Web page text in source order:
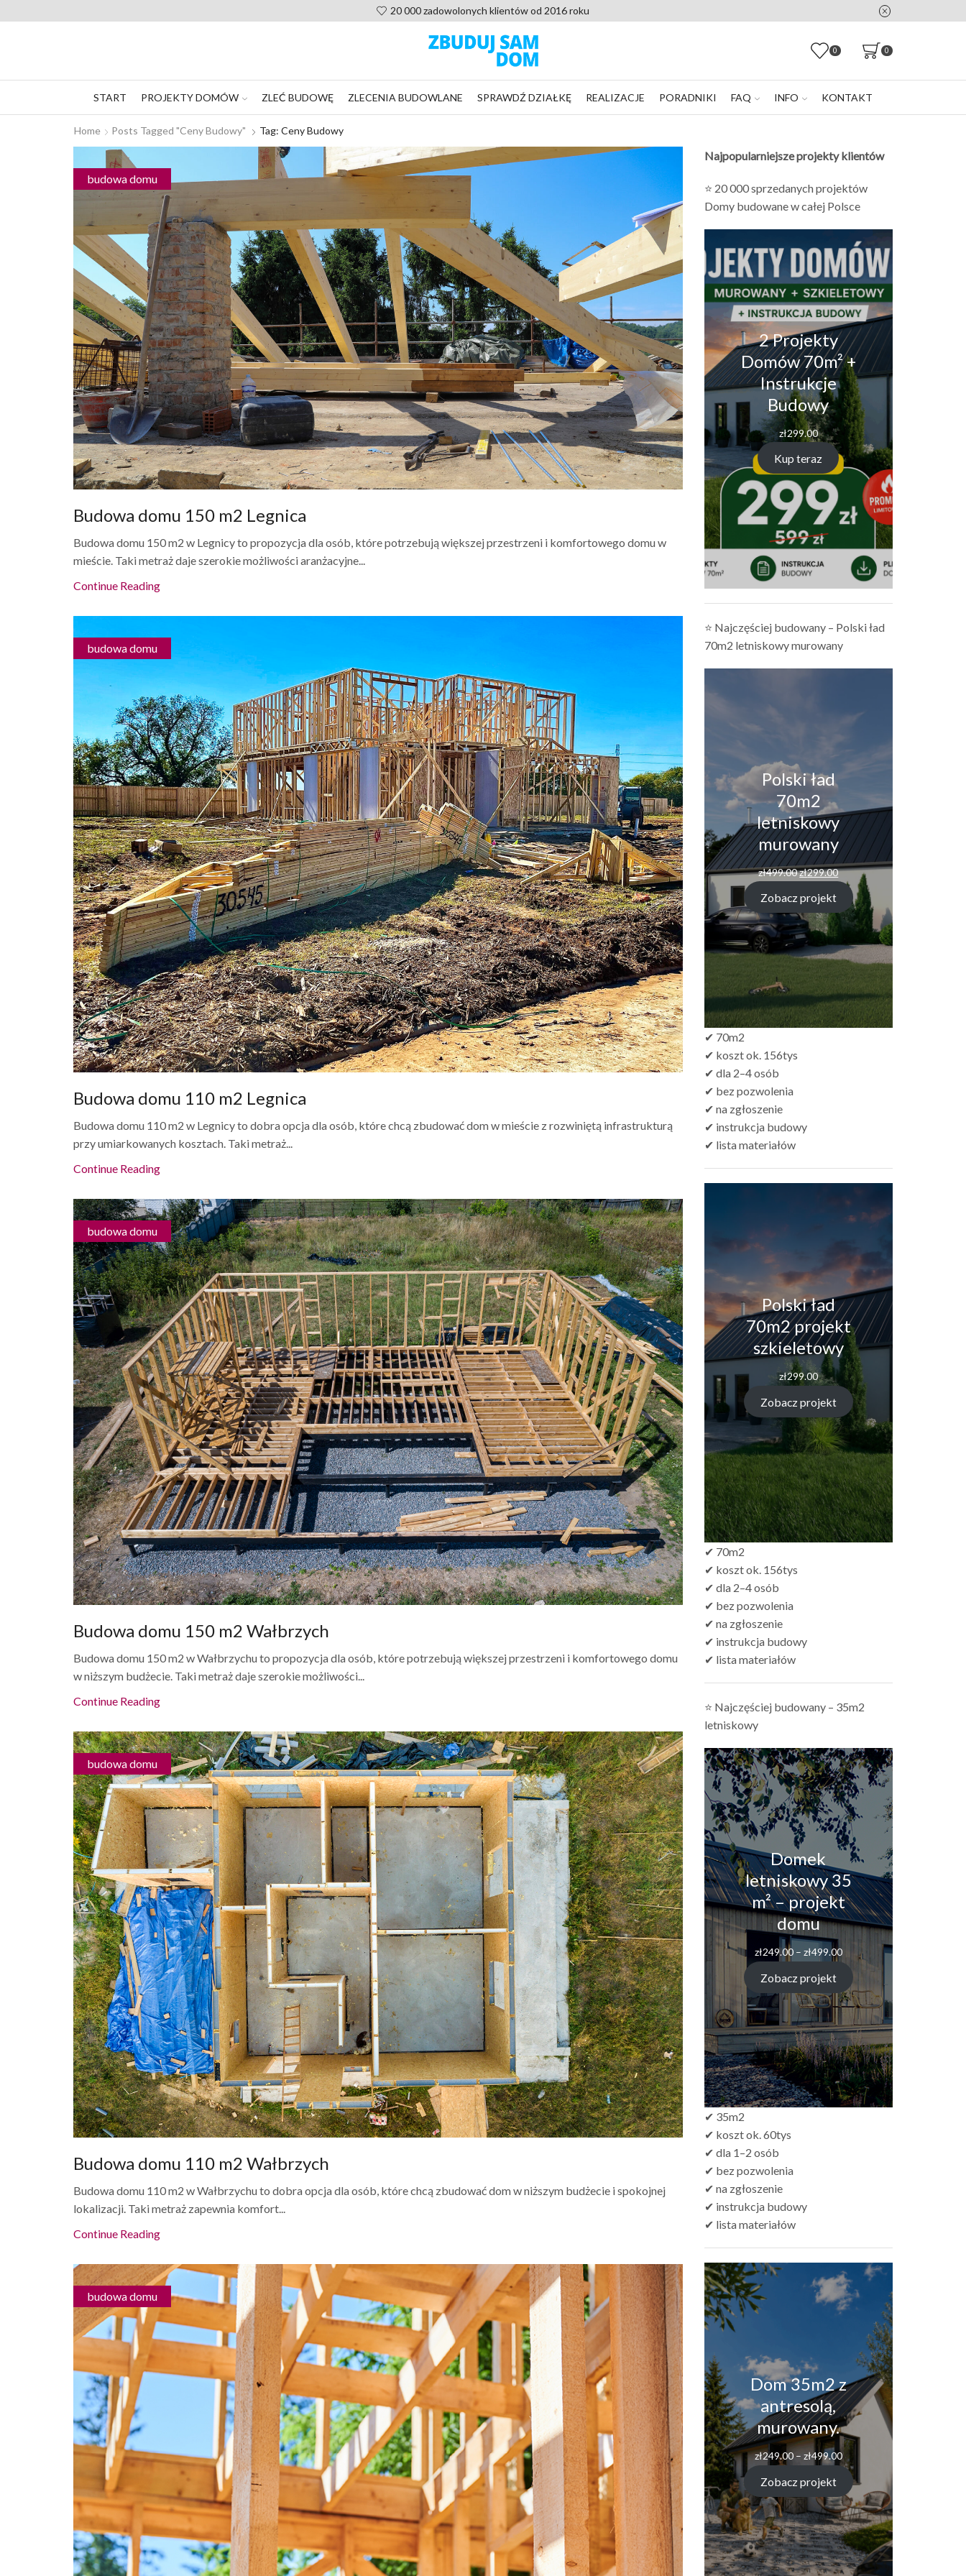
Pomoc po zakupie projektu, nie zostaniesz sam
0 0
START PROJEKTY DOMÓW ZLEĆ BUDOWĘ ZLECENIA BUDOWLANE SPRAWDŹ DZIAŁKĘ REALIZACJE PORADNIKI FAQ INFO KONTAKT
Home Posts Tagged "ceny Budowy" Tag: Ceny Budowy
budowa domu
Budowa domu 150 m2 Legnica
Budowa domu 150 m2 w Legnicy to propozycja dla osób, które potrzebują większej przestrzeni i komfortowego domu w
mieście. Taki metraż daje szerokie możliwości aranżacyjne...
Continue Reading
budowa domu
Budowa domu 110 m2 Legnica
Budowa domu 110 m2 w Legnicy to dobra opcja dla osób, które chcą zbudować dom w mieście z rozwiniętą infrastrukturą
przy umiarkowanych kosztach. Taki metraż...
Continue Reading
budowa domu
Budowa domu 150 m2 Wałbrzych
Budowa domu 150 m2 w Wałbrzychu to propozycja dla osób, które potrzebują większej przestrzeni i komfortowego domu
w niższym budżecie. Taki metraż daje szerokie możliwości...
Continue Reading
budowa domu
Budowa domu 110 m2 Wałbrzych
Budowa domu 110 m2 w Wałbrzychu to dobra opcja dla osób, które chcą zbudować dom w niższym budżecie i spokojnej
lokalizacji. Taki metraż zapewnia komfort...
Continue Reading
budowa domu
Najpopularniejsze projekty klientów
⭐ 20 000 sprzedanych projektów
Domy budowane w całej Polsce
2 Projekty
Domów 70m² +
Instrukcje
Budowy
zł299.00
Kup teraz
⭐ Najczęściej budowany – Polski ład
70m2 letniskowy murowany
Polski ład
70m2
letniskowy
murowany
zł499.00Pierwotna
cena
wynosiła:
zł499.00.
zł299.00Aktualna
cena
wynosi:
zł299.00.
Zobacz projekt
✔ 70m2
✔ koszt ok. 156tys
✔ dla 2–4 osób
✔ bez pozwolenia
✔ na zgłoszenie
✔ instrukcja budowy
✔ lista materiałów
Polski ład
70m2 projekt
szkieletowy
zł299.00
Zobacz projekt
✔ 70m2
✔ koszt ok. 156tys
✔ dla 2–4 osób
✔ bez pozwolenia
✔ na zgłoszenie
✔ instrukcja budowy
✔ lista materiałów
⭐ Najczęściej budowany – 35m2
letniskowy
Domek
letniskowy 35
m² – projekt
domu
zł249.00 – zł499.00Zakres
cen:
od
zł249.00
do
zł499.00
Zobacz projekt
✔ 35m2
✔ koszt ok. 60tys
✔ dla 1–2 osób
✔ bez pozwolenia
✔ na zgłoszenie
✔ instrukcja budowy
✔ lista materiałów
Dom 35m2 z
antresolą,
murowany.
zł249.00 – zł499.00Zakres
cen:
od
zł249.00
do
zł499.00
Zobacz projekt